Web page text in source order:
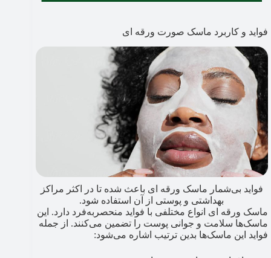
فواید و کاربرد ماسک‌ صورت ورقه‌ ای
فواید بی‌شمار ماسک ورقه ای باعث شده تا در اکثر مراکز
بهداشتی و پوستی از آن استفاده شود.
ماسک‌ ورقه‌ ای انواع مختلفی با فواید منحصر‌به‌فرد دارد. این
ماسک‌ها سلامت و جوانی پوست را تضمین می‌کنند. از جمله
فواید این ماسک‌ها بدین ترتیب اشاره می‌شود: